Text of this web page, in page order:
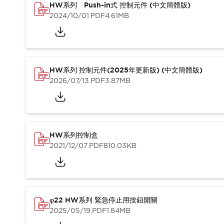
HW系列 Push-in式 控制元件 (中文簡體版)
2024/10/01.PDF4.61MB
HW系列 控制元件(2025年更新版) (中文簡體版)
2026/07/13.PDF3.87MB
HW系列控制盒
2021/12/07.PDF810.03KB
φ22 HW系列 緊急停止用按鈕開關
2025/05/19.PDF1.84MB